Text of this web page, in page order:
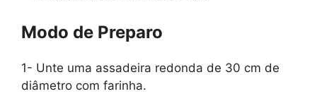
Modo de Preparo
1- Unte uma assadeira redonda de 30 cm de
diâmetro com farinha.